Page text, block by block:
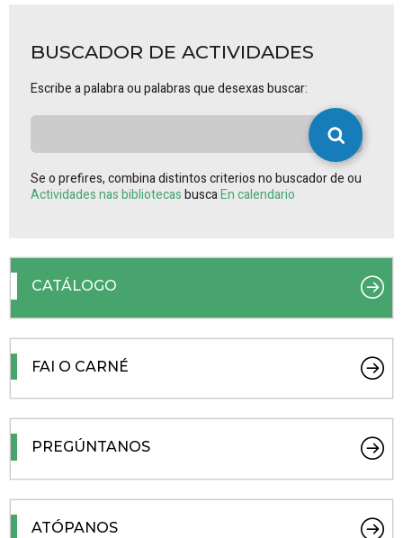
BUSCADOR DE ACTIVIDADES
Escribe a palabra ou palabras que desexas buscar:
Se o prefires, combina distintos criterios no buscador de ou
Actividades nas bibliotecasbuscaEn calendario
CATÁLOGO
FAI O CARNÉ
PREGÚNTANOS
ATÓPANOS